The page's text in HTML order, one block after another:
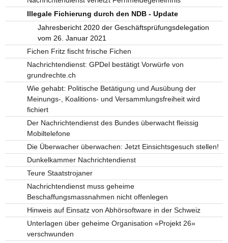
Illegale Fichierung durch den NDB - Update
Jahresbericht 2020 der Geschäftsprüfungsdelegation
vom 26. Januar 2021
Fichen Fritz fischt frische Fichen
Nachrichtendienst: GPDel bestätigt Vorwürfe von
grundrechte.ch
Wie gehabt: Politische Betätigung und Ausübung der
Meinungs-, Koalitions- und Versammlungsfreiheit wird
fichiert
Der Nachrichtendienst des Bundes überwacht fleissig
Mobiltelefone
Die Überwacher überwachen: Jetzt Einsichtsgesuch stellen!
Dunkelkammer Nachrichtendienst
Teure Staatstrojaner
Nachrichtendienst muss geheime
Beschaffungsmassnahmen nicht offenlegen
Hinweis auf Einsatz von Abhörsoftware in der Schweiz
Unterlagen über geheime Organisation «Projekt 26»
verschwunden